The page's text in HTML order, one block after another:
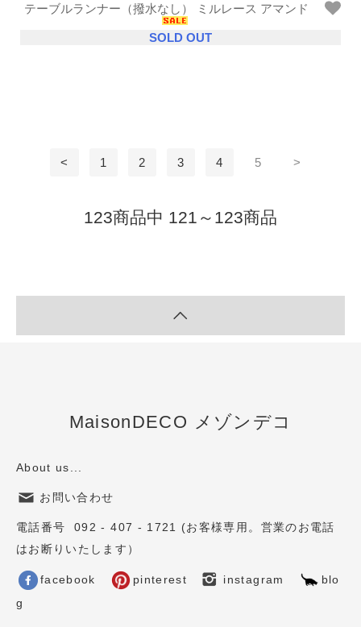
テーブルランナー（撥水なし） ミルレース アマンド
SOLD OUT
< 1 2 3 4 5 >
123商品中 121～123商品
MaisonDECO メゾンデコ
About us...
お問い合わせ
電話番号 092 - 407 - 1721 (お客様専用。営業のお電話
はお断りいたします）
facebook pinterest instagram
blo
g